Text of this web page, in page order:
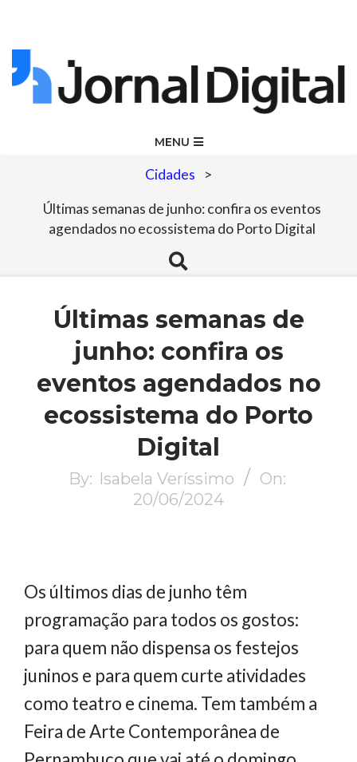
Skip
to
Jornal
Digital
MENU
Cidades >
Últimas semanas de junho: confira os eventos
agendados no ecossistema do Porto Digital
Search
Últimas semanas de
junho: confira os
eventos agendados no
ecossistema do Porto
Digital
By: Isabela Veríssimo
On:
20/06/2024
Os últimos dias de junho têm
programação para todos os gostos:
para quem não dispensa os festejos
juninos e para quem curte atividades
como teatro e cinema. Tem também a
Feira de Arte Contemporânea de